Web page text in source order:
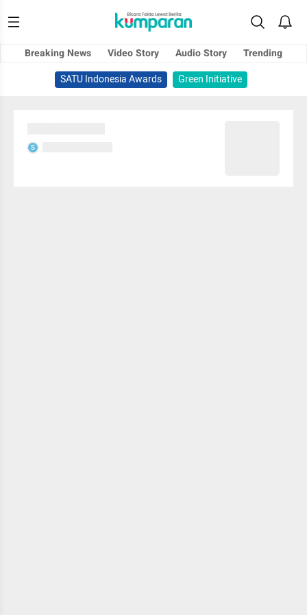
Breaking News Video Story Audio Story
Trending
SATU Indonesia Awards
Green Initiative
S